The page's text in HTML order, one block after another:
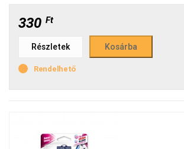
330 Ft
Részletek
Rendelhető